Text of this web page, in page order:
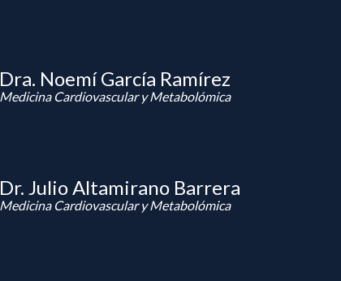
Dra. Noemí García Ramírez
Medicina Cardiovascular y Metabolómica
Dr. Julio Altamirano Barrera
Medicina Cardiovascular y Metabolómica